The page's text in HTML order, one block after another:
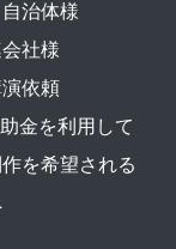
治体様
社様
依頼
金を利用して
を希望される